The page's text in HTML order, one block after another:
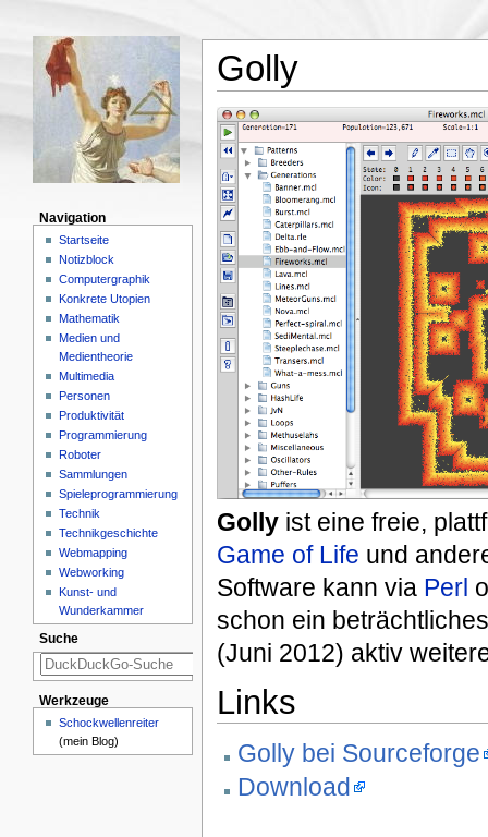
Golly
Gollyist eine freie,
Game of Life und
Software kann via Perl
schon ein
(Juni 2012) aktiv
Links
Golly bei Sourceforge
Download
Navigation
Startseite
Notizblock
Computergraphik
Konkrete Utopien
Mathematik
Medien und
Medientheorie
Multimedia
Personen
Produktivität
Programmierung
Roboter
Sammlungen
Spieleprogrammierung
Technik
Technikgeschichte
Webmapping
Webworking
Kunst- und
Wunderkammer
Suche
Werkzeuge
Schockwellenreiter
(mein Blog)